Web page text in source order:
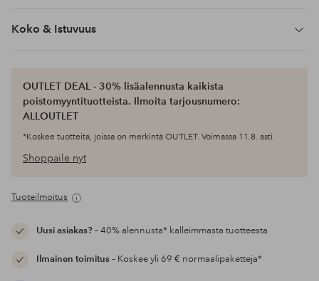
Koko & Istuvuus
OUTLET DEAL - 30% lisäalennusta kaikista
poistomyyntituotteista. Ilmoita tarjousnumero:
ALLOUTLET
*Koskee tuotteita, joissa on merkintä OUTLET. Voimassa 11.8. asti.
Shoppaile nyt
Tuoteilmoitus
Uusi asiakas?– 40% alennusta* kalleimmasta tuotteesta
Ilmainen toimitus– Koskee yli 69 € normaalipaketteja*